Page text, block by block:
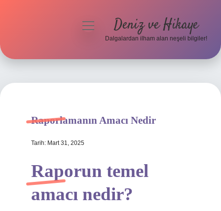
Hakkımızda
menüyü
Deniz ve Hikaye
Dalgalardan ilham alan neşeli bilgiler!
Raporlamanın Amacı Nedir
Tarih: Mart 31, 2025
Raporun temel
amacı nedir?